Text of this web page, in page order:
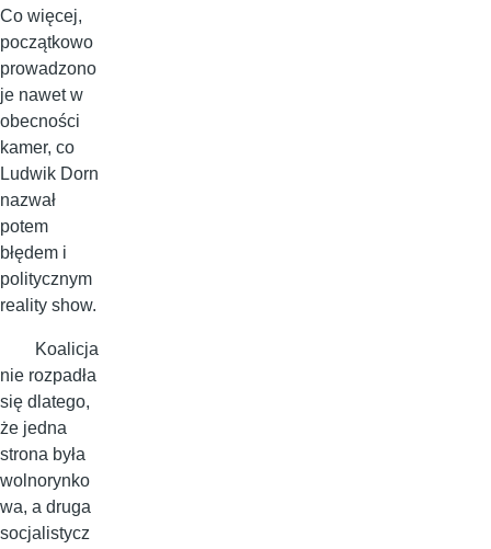
Co więcej,
początkowo
prowadzono
je nawet w
obecności
kamer, co
Ludwik Dorn
nazwał
potem
błędem i
politycznym
reality show.
Koalicja
nie rozpadła
się dlatego,
że jedna
strona była
wolnorynko
wa, a druga
socjalistycz